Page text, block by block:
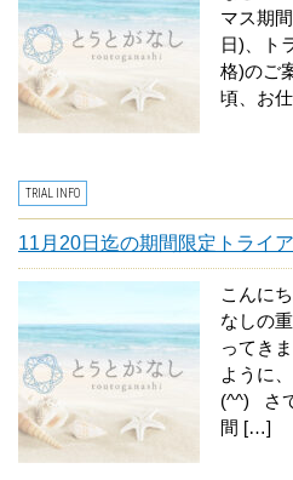
マス期
日)、ト
格)のご
頃、お
TRIAL INFO
11月20日迄の期間限定トライ
こんに
なしの
ってき
ように
(^^) さ
間 […]